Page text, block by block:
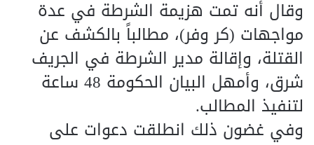
وقال أنه تمت هزيمة الشرطة في عدة
مواجهات (كر وفر)، مطالباً بالكشف عن
القتلة، وإقالة مدير الشرطة في الجريف
شرق، وأمهل البيان الحكومة 48 ساعة
لتنفيذ المطالب.
وفي غضون ذلك انطلقت دعوات على